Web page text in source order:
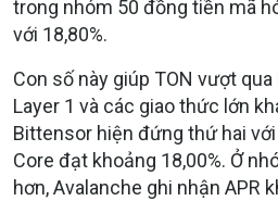
trong nhóm 50 đồng tiền mã
với 18,80%.
Con số này giúp TON vượt
Layer 1 và các giao thức lớn
Bittensor hiện đứng thứ hai với
Core đạt khoảng 18,00%. Ở
hơn, Avalanche ghi nhận APR